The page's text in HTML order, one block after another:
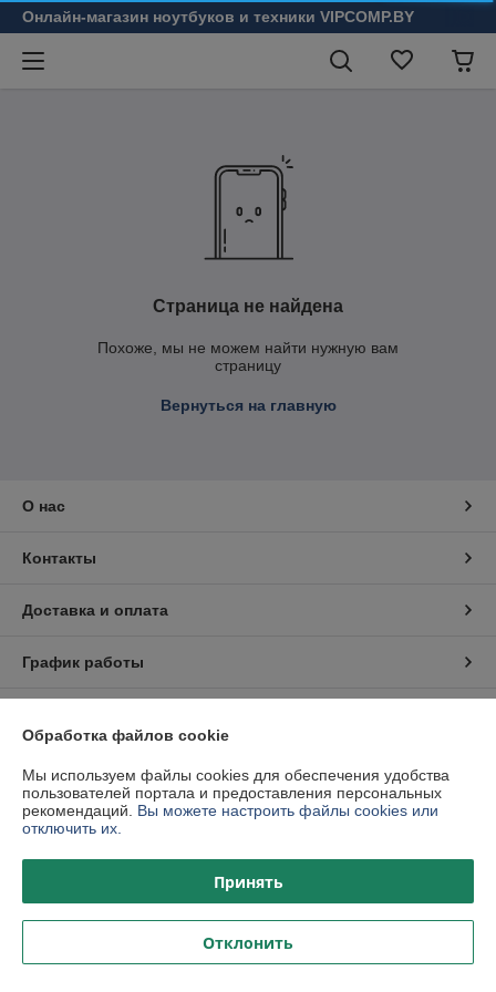
Онлайн-магазин ноутбуков и техники VIPCOMP.BY
Страница не найдена
Похоже, мы не можем найти нужную вам
страницу
Вернуться на главную
О нас
Контакты
Доставка и оплата
График работы
Политика обработки cookies
Сайт создан на платформе Deal.by
Обработка файлов cookie
Мы используем файлы cookies для обеспечения удобства
пользователей портала и предоставления персональных
рекомендаций. Вы можете настроить файлы cookies или
отключить их.
Принять
Отклонить